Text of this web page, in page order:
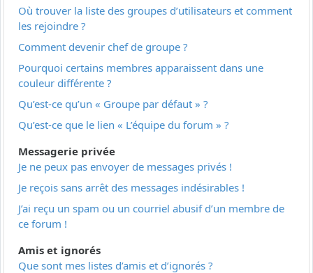
Où trouver la liste des groupes d’utilisateurs et comment
les rejoindre ?
Comment devenir chef de groupe ?
Pourquoi certains membres apparaissent dans une
couleur différente ?
Qu’est-ce qu’un « Groupe par défaut » ?
Qu’est-ce que le lien « L’équipe du forum » ?
Messagerie privée
Je ne peux pas envoyer de messages privés !
Je reçois sans arrêt des messages indésirables !
J’ai reçu un spam ou un courriel abusif d’un membre de
ce forum !
Amis et ignorés
Que sont mes listes d’amis et d’ignorés ?